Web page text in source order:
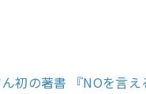
の著書 『NOを言え